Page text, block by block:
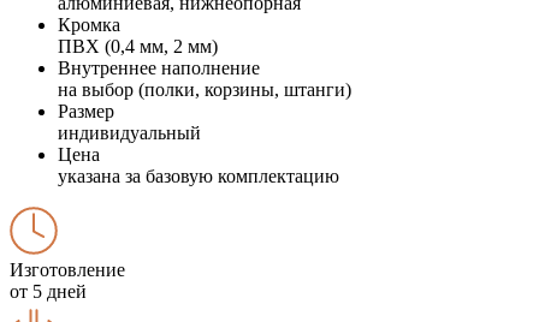
Кромка
ПВХ (0,4 мм, 2 мм)
Внутреннее наполнение
на выбор (полки, корзины, штанги)
Размер
индивидуальный
Цена
указана за базовую комплектацию
Изготовление
от 5 дней